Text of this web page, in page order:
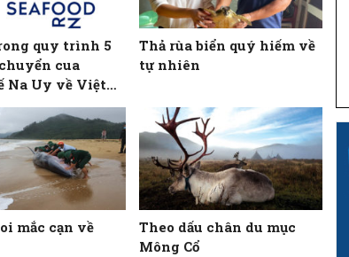
quy trình 5
cua
Na Uy về Việt
mã lý do hải
chinh phục
Việt
Thả rùa biển quý hiếm về
tự nhiên
mắc cạn về
Theo dấu chân du mục
Mông Cổ